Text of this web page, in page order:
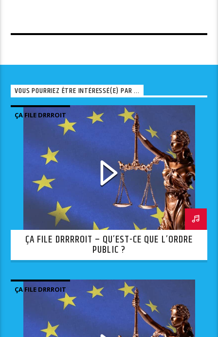
VOUS POURRIEZ ÊTRE INTÉRESSÉ(E) PAR ...
ÇA FILE DRRROIT
ÇA FILE DRRRROIT – QU’EST-CE QUE L’ORDRE
PUBLIC ?
ÇA FILE DRRROIT